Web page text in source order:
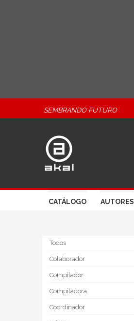
SEMBRANDO FUTURO
CATÁLOGO AUTORES
Todos
Colaborador
Compilador
Compiladora
Coordinador